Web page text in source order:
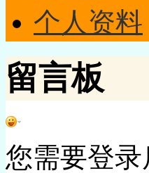
个人资料
留言板
您需要登